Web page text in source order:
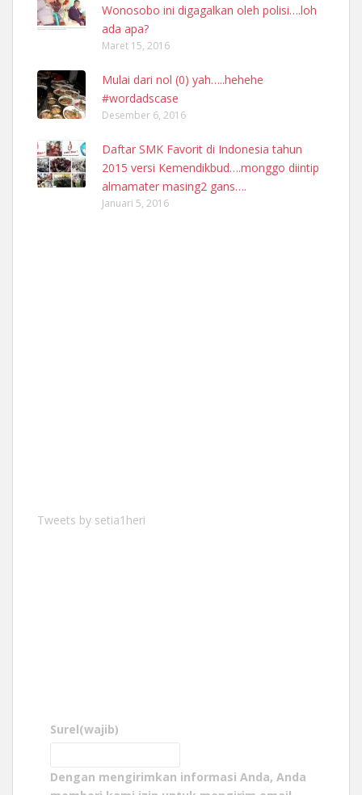
Wonosobo ini digagalkan oleh polisi….loh
ada apa?
Maret 15, 2016
Mulai dari nol (0) yah…..hehehe
#wordadscase
Desember 6, 2016
Daftar SMK Favorit di Indonesia tahun
2015 versi Kemendikbud….monggo diintip
almamater masing2 gans….
Januari 5, 2016
Tweets by setia1heri
Surel(wajib)
Dengan mengirimkan informasi Anda, Anda